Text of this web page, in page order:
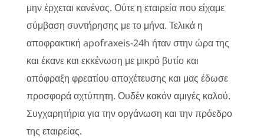
μην έρχεται κανένας. Ούτε η εταιρεία που είχαμε
σύμβαση συντήρησης με το μήνα. Τελικά η
αποφρακτική apofraxeis-24h ήταν στην ώρα της
και έκανε και εκκένωση με μικρό βυτίο και
απόφραξη φρεατίου αποχέτευσης και μας έδωσε
προσφορά αχτύπητη. Ουδέν κακόν αμιγές καλού.
Συγχαρητήρια για την οργάνωση και την πρόεδρο
της εταιρείας.